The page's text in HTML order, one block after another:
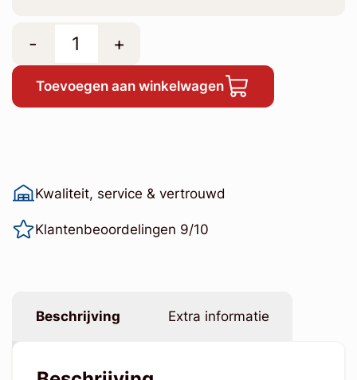
- +
Toevoegen aan winkelwagen
Kwaliteit, service & vertrouwd
Klantenbeoordelingen 9/10
Beschrijving Extra informatie